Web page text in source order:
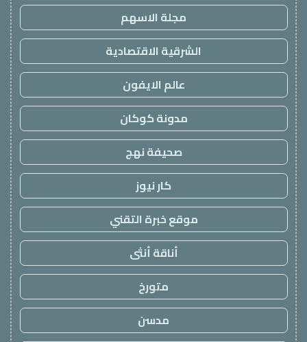
مجلة الاسهم
الشرقية الاقتصادية
عالم الايفون
مدونة كوكان
صحيفة نهج
كار نيوز
موقع خبرة التقني
أناقة أنثى
متورخ
مدسن